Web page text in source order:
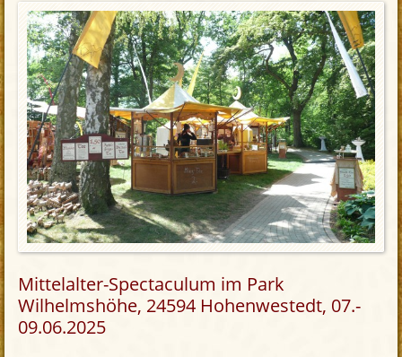
Mittelalter-Spectaculum im Park
Wilhelmshöhe, 24594 Hohenwestedt, 07.-
09.06.2025